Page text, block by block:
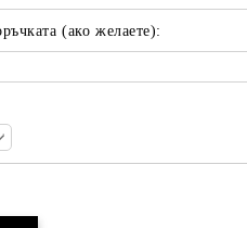
(ако желаете):